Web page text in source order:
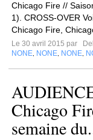
Chicago Fire //
1). CROSS-OVER
Chicago Fire,
Le 30 avril 2015 par
NONE NONE NONE
Chicago
semaine